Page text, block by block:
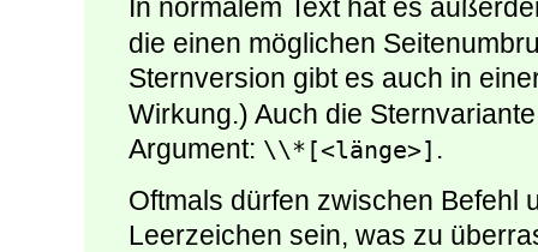
In normalem Text hat es
die einen möglichen
Sternversion gibt es auch in
Wirkung.) Auch die
Argument: \\*[<länge>] .
Oftmals dürfen zwischen Befehl
Leerzeichen sein, was zu